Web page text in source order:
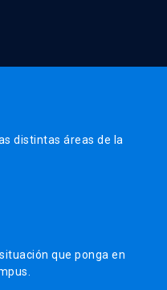
distintas áreas de la
que ponga en